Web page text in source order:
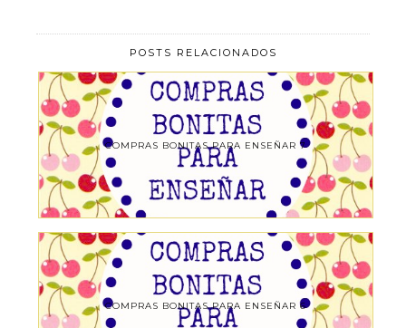
POSTS RELACIONADOS
COMPRAS BONITAS PARA ENSEÑAR 7
COMPRAS BONITAS PARA ENSEÑAR 6